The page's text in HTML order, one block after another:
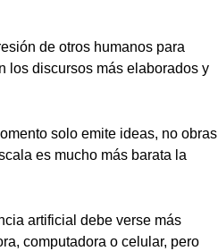
de otros humanos para
los discursos más elaborados y
solo emite ideas, no obras
es mucho más barata la
artificial debe verse más
computadora o celular, pero